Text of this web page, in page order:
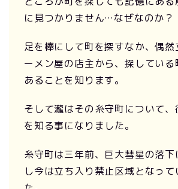
に見つかりません…なぜなのか？
足を棒にして町を探すなか、偶然
ーメン屋の店主から、探してい
あることを知ります。
そして瀧はその糸守町について、
を知る事になりました。
糸守町は三年前、巨大彗星の落下
し今は立ち入り禁止区域となって